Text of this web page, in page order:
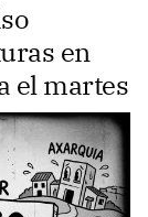
en
el martes